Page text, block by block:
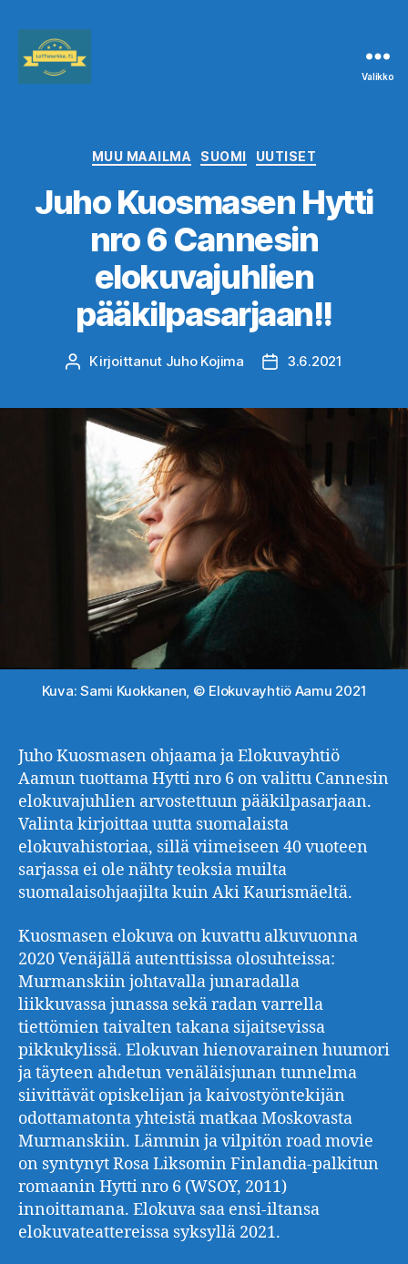
Valikko
Kategoriat
MUU MAAILMA SUOMI UUTISET
Juho Kuosmasen Hytti
nro 6 Cannesin
elokuvajuhlien
pääkilpasarjaan!!
Kirjoittaja
Kirjoittanut Juho Kojima Julkaisupäivämäärä
3.6.2021
Kuva: Sami Kuokkanen, © Elokuvayhtiö Aamu 2021
Juho Kuosmasen ohjaama ja Elokuvayhtiö
Aamun tuottama Hytti nro 6 on valittu Cannesin
elokuvajuhlien arvostettuun pääkilpasarjaan.
Valinta kirjoittaa uutta suomalaista
elokuvahistoriaa, sillä viimeiseen 40 vuoteen
sarjassa ei ole nähty teoksia muilta
suomalaisohjaajilta kuin Aki Kaurismäeltä.
Kuosmasen elokuva on kuvattu alkuvuonna
2020 Venäjällä autenttisissa olosuhteissa:
Murmanskiin johtavalla junaradalla
liikkuvassa junassa sekä radan varrella
tiettömien taivalten takana sijaitsevissa
pikkukylissä. Elokuvan hienovarainen huumori
ja täyteen ahdetun venäläisjunan tunnelma
siivittävät opiskelijan ja kaivostyöntekijän
odottamatonta yhteistä matkaa Moskovasta
Murmanskiin. Lämmin ja vilpitön road movie
on syntynyt Rosa Liksomin Finlandia-palkitun
romaanin Hytti nro 6 (WSOY, 2011)
innoittamana. Elokuva saa ensi-iltansa
elokuvateattereissa syksyllä 2021.